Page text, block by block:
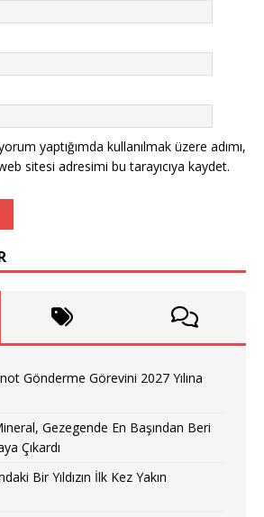
yaptığımda kullanılmak üzere adımı,
sitesi adresimi bu tarayıcıya kaydet.
Gönderme Görevini 2027 Yılına
Gezegende En Başından Beri
Çıkardı
Bir Yıldızın İlk Kez Yakın